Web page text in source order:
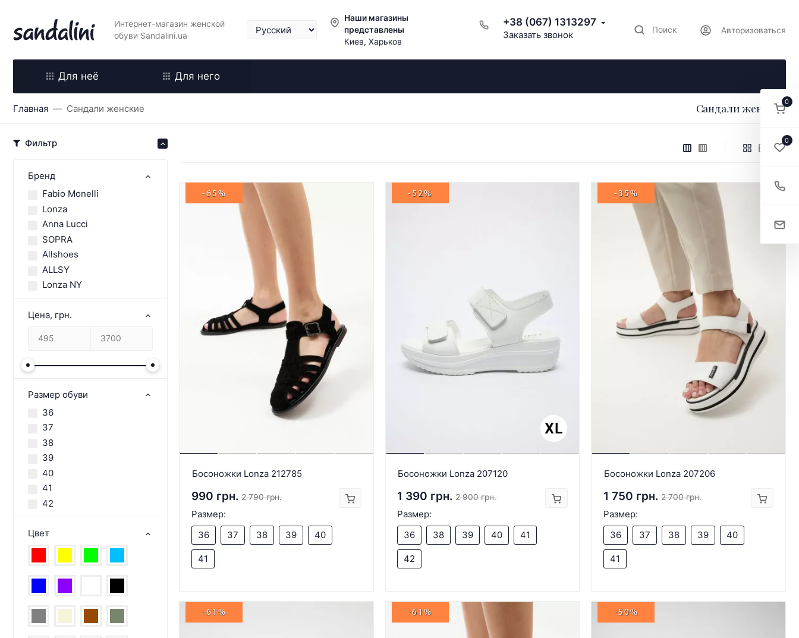
Интернет-магазин женской
обуви Sandalini.ua
Наши магазины
представлены
Киев, Харьков
+38 (067) 1313297
Заказать звонок Поиск Авторизоваться
Для неё Для него
Главная Сандали женские Сандали женские
Фильтр
Бренд
Fabio Monelli
Lonza
Anna Lucci
SOPRA
Allshoes
ALLSY
Lonza NY
Цена, грн.
Размер обуви
36
37
38
39
40
41
42
Цвет
-65%
Босоножки Lonza 212785
990 грн. 2 790 грн.
Размер:
36
37 38 39 40
41
-52%
Босоножки Lonza 207120
1 390 грн. 2 900 грн.
Размер:
36
38 39 40 41
42
-35%
Босоножки Lonza 207206
1 750 грн. 2 700 грн.
Размер:
36
37 38 39 40
41
-61% -61% -50%
0
0